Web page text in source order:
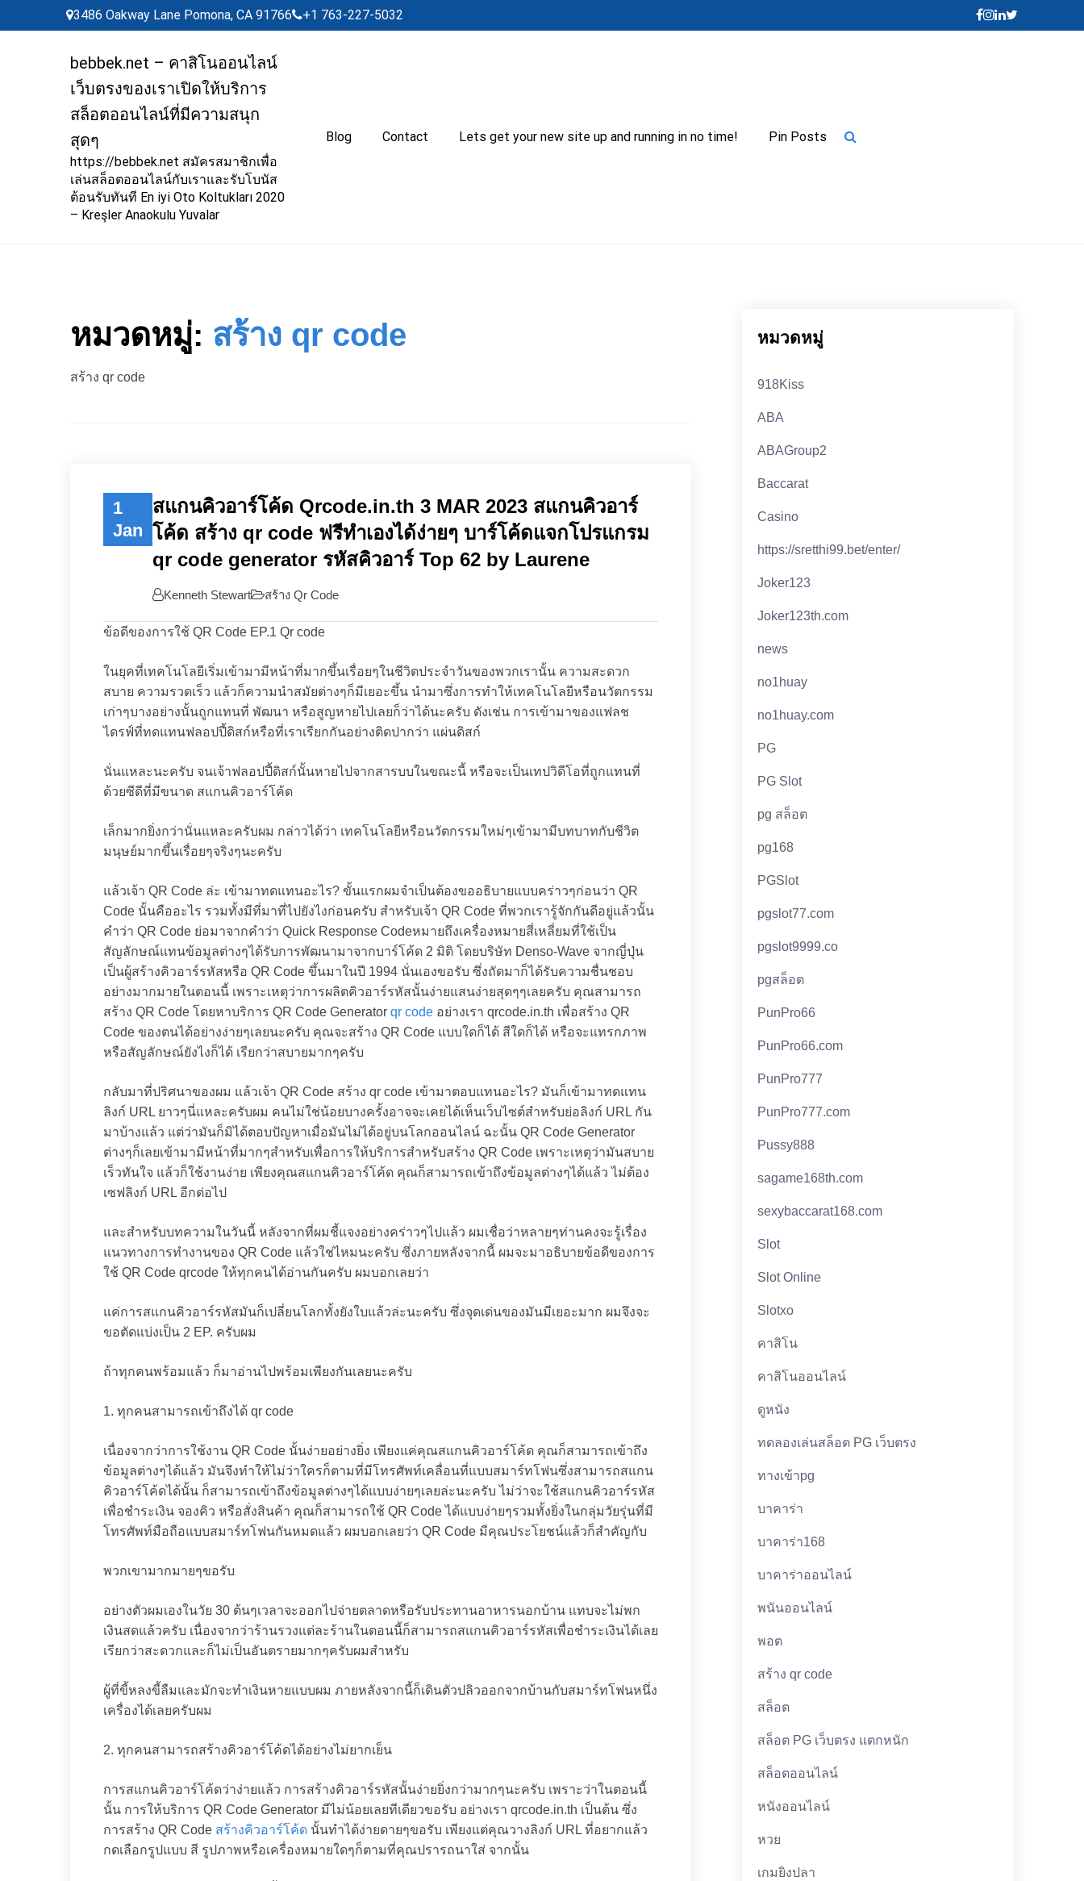
to
3486 Oakway Lane Pomona, CA 91766 +1 763-227-5032
bebbek.net – คาสิโนออนไลน์
เว็บตรงของเราเปิดให้บริการ
สล็อตออนไลน์ที่มีความสนุก
สุดๆ
https://bebbek.net สมัครสมาชิกเพื่อ
เล่นสล็อตออนไลน์กับเราและรับโบนัส
ต้อนรับทันที En iyi Oto Koltukları 2020
– Kreşler Anaokulu Yuvalar
Blog Contact Lets get your new site up and running in no time! Pin Posts
หมวดหมู่: สร้าง qr code
สร้าง qr code
1
Jan
สแกนคิวอาร์โค้ด Qrcode.in.th 3 MAR 2023 สแกนคิวอาร์
โค้ด สร้าง qr code ฟรีทำเองได้ง่ายๆ บาร์โค้ดแจกโปรแกรม
qr code generator รหัสคิวอาร์ Top 62 by Laurene
Kenneth Stewart สร้าง Qr Code
ข้อดีของการใช้ QR Code EP.1 Qr code
ในยุคที่เทคโนโลยีเริ่มเข้ามามีหน้าที่มากขึ้นเรื่อยๆในชีวิตประจำวันของพวกเรานั้น ความสะดวก
สบาย ความรวดเร็ว แล้วก็ความนำสมัยต่างๆก็มีเยอะขึ้น นำมาซึ่งการทำให้เทคโนโลยีหรือนวัตกรรม
เก่าๆบางอย่างนั้นถูกแทนที่ พัฒนา หรือสูญหายไปเลยก็ว่าได้นะครับ ดังเช่น การเข้ามาของแฟลช
ไดรฟ์ที่ทดแทนฟลอปปี้ดิสก์หรือที่เราเรียกกันอย่างติดปากว่า แผ่นดิสก์
นั่นแหละนะครับ จนเจ้าฟลอปปี้ดิสก์นั้นหายไปจากสารบบในขณะนี้ หรือจะเป็นเทปวิดีโอที่ถูกแทนที่
ด้วยซีดีที่มีขนาด สแกนคิวอาร์โค้ด
เล็กมากยิ่งกว่านั่นแหละครับผม กล่าวได้ว่า เทคโนโลยีหรือนวัตกรรมใหม่ๆเข้ามามีบทบาทกับชีวิต
มนุษย์มากขึ้นเรื่อยๆจริงๆนะครับ
แล้วเจ้า QR Code ล่ะ เข้ามาทดแทนอะไร? ขั้นแรกผมจำเป็นต้องขออธิบายแบบคร่าวๆก่อนว่า QR
Code นั้นคืออะไร รวมทั้งมีที่มาที่ไปยังไงก่อนครับ สำหรับเจ้า QR Code ที่พวกเรารู้จักกันดีอยู่แล้วนั้น
คำว่า QR Code ย่อมาจากคำว่า Quick Response Codeหมายถึงเครื่องหมายสี่เหลี่ยมที่ใช้เป็น
สัญลักษณ์แทนข้อมูลต่างๆได้รับการพัฒนามาจากบาร์โค้ด 2 มิติ โดยบริษัท Denso-Wave จากญี่ปุ่น
เป็นผู้สร้างคิวอาร์รหัสหรือ QR Code ขึ้นมาในปี 1994 นั่นเองขอรับ ซึ่งถัดมาก็ได้รับความชื่นชอบ
อย่างมากมายในตอนนี้ เพราะเหตุว่าการผลิตคิวอาร์รหัสนั้นง่ายแสนง่ายสุดๆๆเลยครับ คุณสามารถ
สร้าง QR Code โดยหาบริการ QR Code Generator qr code อย่างเรา qrcode.in.th เพื่อสร้าง QR
Code ของตนได้อย่างง่ายๆเลยนะครับ คุณจะสร้าง QR Code แบบใดก็ได้ สีใดก็ได้ หรือจะแทรกภาพ
หรือสัญลักษณ์ยังไงก็ได้ เรียกว่าสบายมากๆครับ
กลับมาที่ปริศนาของผม แล้วเจ้า QR Code สร้าง qr code เข้ามาตอบแทนอะไร? มันก็เข้ามาทดแทน
ลิงก์ URL ยาวๆนี่แหละครับผม คนไม่ใช่น้อยบางครั้งอาจจะเคยได้เห็นเว็บไซต์สำหรับย่อลิงก์ URL กัน
มาบ้างแล้ว แต่ว่ามันก็มิได้ตอบปัญหาเมื่อมันไม่ได้อยู่บนโลกออนไลน์ ฉะนั้น QR Code Generator
ต่างๆก็เลยเข้ามามีหน้าที่มากๆสำหรับเพื่อการให้บริการสำหรับสร้าง QR Code เพราะเหตุว่ามันสบาย
เร็วทันใจ แล้วก็ใช้งานง่าย เพียงคุณสแกนคิวอาร์โค้ด คุณก็สามารถเข้าถึงข้อมูลต่างๆได้แล้ว ไม่ต้อง
เซฟลิงก์ URL อีกต่อไป
และสำหรับบทความในวันนี้ หลังจากที่ผมชี้แจงอย่างคร่าวๆไปแล้ว ผมเชื่อว่าหลายๆท่านคงจะรู้เรื่อง
แนวทางการทำงานของ QR Code แล้วใช่ไหมนะครับ ซึ่งภายหลังจากนี้ ผมจะมาอธิบายข้อดีของการ
ใช้ QR Code qrcode ให้ทุกคนได้อ่านกันครับ ผมบอกเลยว่า
แค่การสแกนคิวอาร์รหัสมันก็เปลี่ยนโลกทั้งยังใบแล้วล่ะนะครับ ซึ่งจุดเด่นของมันมีเยอะมาก ผมจึงจะ
ขอตัดแบ่งเป็น 2 EP. ครับผม
ถ้าทุกคนพร้อมแล้ว ก็มาอ่านไปพร้อมเพียงกันเลยนะครับ
1. ทุกคนสามารถเข้าถึงได้ qr code
เนื่องจากว่าการใช้งาน QR Code นั้นง่ายอย่างยิ่ง เพียงแค่คุณสแกนคิวอาร์โค้ด คุณก็สามารถเข้าถึง
ข้อมูลต่างๆได้แล้ว มันจึงทำให้ไม่ว่าใครก็ตามที่มีโทรศัพท์เคลื่อนที่แบบสมาร์ทโฟนซึ่งสามารถสแกน
คิวอาร์โค้ดได้นั้น ก็สามารถเข้าถึงข้อมูลต่างๆได้แบบง่ายๆเลยล่ะนะครับ ไม่ว่าจะใช้สแกนคิวอาร์รหัส
เพื่อชำระเงิน จองคิว หรือสั่งสินค้า คุณก็สามารถใช้ QR Code ได้แบบง่ายๆรวมทั้งยิ่งในกลุ่มวัยรุ่นที่มี
โทรศัพท์มือถือแบบสมาร์ทโฟนกันหมดแล้ว ผมบอกเลยว่า QR Code มีคุณประโยชน์แล้วก็สำคัญกับ
พวกเขามากมายๆขอรับ
อย่างตัวผมเองในวัย 30 ต้นๆเวลาจะออกไปจ่ายตลาดหรือรับประทานอาหารนอกบ้าน แทบจะไม่พก
เงินสดแล้วครับ เนื่องจากว่าร้านรวงแต่ละร้านในตอนนี้ก็สามารถสแกนคิวอาร์รหัสเพื่อชำระเงินได้เลย
เรียกว่าสะดวกและก็ไม่เป็นอันตรายมากๆครับผมสำหรับ
ผู้ที่ขี้หลงขี้ลืมและมักจะทำเงินหายแบบผม ภายหลังจากนี้ก็เดินตัวปลิวออกจากบ้านกับสมาร์ทโฟนหนึ่ง
เครื่องได้เลยครับผม
2. ทุกคนสามารถสร้างคิวอาร์โค้ดได้อย่างไม่ยากเย็น
การสแกนคิวอาร์โค้ดว่าง่ายแล้ว การสร้างคิวอาร์รหัสนั้นง่ายยิ่งกว่ามากๆนะครับ เพราะว่าในตอนนี้
นั้น การให้บริการ QR Code Generator มีไม่น้อยเลยทีเดียวขอรับ อย่างเรา qrcode.in.th เป็นต้น ซึ่ง
การสร้าง QR Code สร้างคิวอาร์โค้ด นั้นทำได้ง่ายดายๆขอรับ เพียงแต่คุณวางลิงก์ URL ที่อยากแล้ว
กดเลือกรูปแบบ สี รูปภาพหรือเครื่องหมายใดๆก็ตามที่คุณปรารถนาใส่ จากนั้น
หมวดหมู่
918Kiss
ABA
ABAGroup2
Baccarat
Casino
https://sretthi99.bet/enter/
Joker123
Joker123th.com
news
no1huay
no1huay.com
PG
PG Slot
pg สล็อต
pg168
PGSlot
pgslot77.com
pgslot9999.co
pgสล็อต
PunPro66
PunPro66.com
PunPro777
PunPro777.com
Pussy888
sagame168th.com
sexybaccarat168.com
Slot
Slot Online
Slotxo
คาสิโน
คาสิโนออนไลน์
ดูหนัง
ทดลองเล่นสล็อต PG เว็บตรง
ทางเข้าpg
บาคาร่า
บาคาร่า168
บาคาร่าออนไลน์
พนันออนไลน์
พอต
สร้าง qr code
สล็อต
สล็อต PG เว็บตรง แตกหนัก
สล็อตออนไลน์
หนังออนไลน์
หวย
เกมยิงปลา